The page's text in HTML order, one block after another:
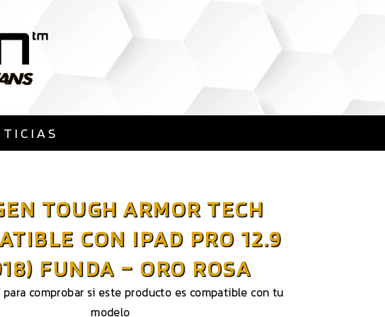
TOUGH ARMOR TECH
CON IPAD PRO 12.9
FUNDA – ORO ROSA
para comprobar si este producto es compatible con tu
modelo